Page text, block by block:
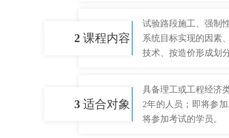
2 课程内容
试验路段施工、强制
系统目标实现的因素
技术、按造价形成划分
3 适合对象
具备理工或工程经济
2年的人员；即将参
将参加考试的学员。